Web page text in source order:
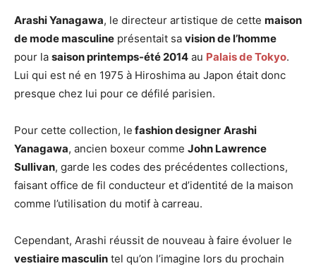
Arashi Yanagawa, le directeur artistique de cette maison
de mode masculine présentait sa vision de l’homme
pour la saison printemps-été 2014 au Palais de Tokyo.
Lui qui est né en 1975 à Hiroshima au Japon était donc
presque chez lui pour ce défilé parisien.
Pour cette collection, le fashion designer Arashi
Yanagawa, ancien boxeur comme John Lawrence
Sullivan, garde les codes des précédentes collections,
faisant office de fil conducteur et d’identité de la maison
comme l’utilisation du motif à carreau.
Cependant, Arashi réussit de nouveau à faire évoluer le
vestiaire masculin tel qu’on l’imagine lors du prochain